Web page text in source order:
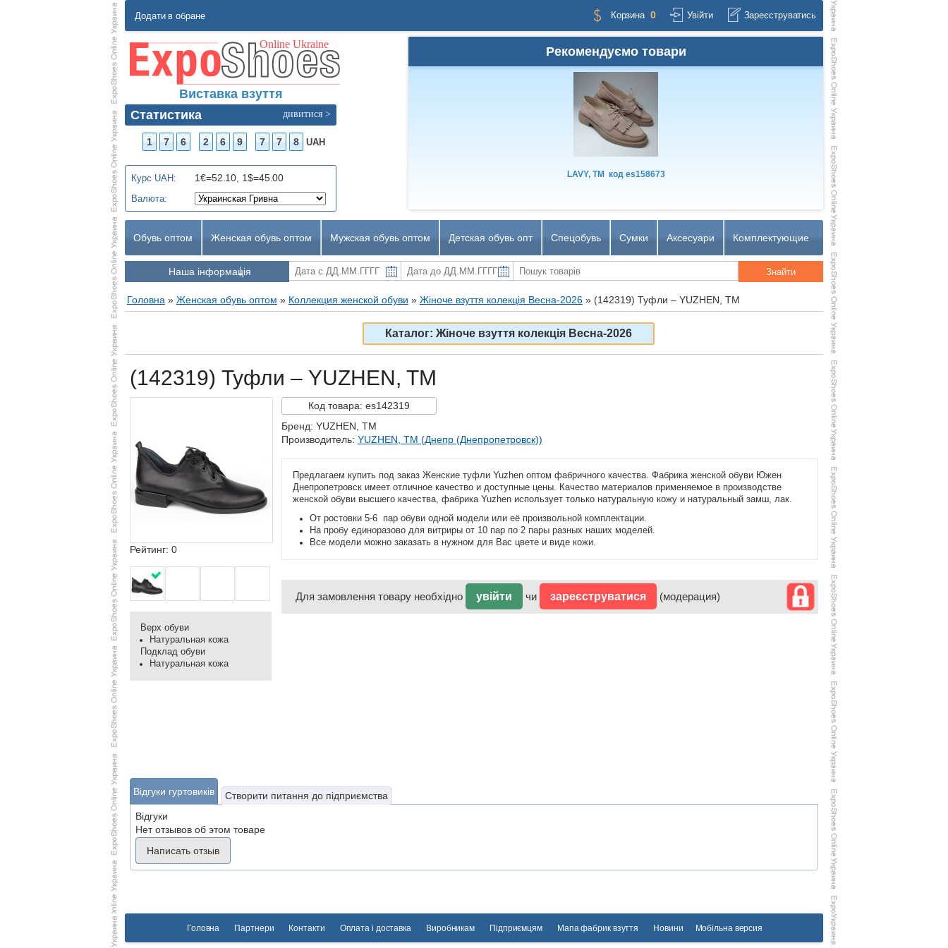
Додати в обране Корзина 0 Увійти Зареєструватись
Виставка взуття
Статистика
дивитися >
1 7 6 2 6 9 7 7 8 UAH
Курс UAH: 1€=52.10, 1$=45.00
Валюта:
Рекомендуємо товари
LAVY, TM кодes158673
Обувь оптом Женская обувь оптом Мужская обувь оптом Детская обувь опт Спецобувь Сумки Аксесуари Комплектующие
Наша інформація
Головна » Женская обувь оптом » Коллекция женской обуви » Жіноче взуття колекція Весна-2026» (142319) Туфли – YUZHEN, TM
Каталог: Жіноче взуття колекція Весна-2026
(142319) Туфли – YUZHEN, TM
Рейтинг: 0
Верх обуви
Натуральная кожа
Подклад обуви
Натуральная кожа
Кодтовара: es142319
Бренд: YUZHEN, TM
Производитель: YUZHEN, TM (Днепр (Днепропетровск))
Предлагаем купить под заказ Женские туфли Yuzhen оптом фабричного качества. Фабрика женской обуви Южен
Днепропетровск имеет отличное качество и доступные цены. Качество материалов применяемое в производстве
женской обуви высшего качества, фабрика Yuzhen использует только натуральную кожу и натуральный замш, лак.
От ростовки 5-6 пар обуви одной модели или её произвольной комплектации.
На пробу единоразово для витриры от 10 пар по 2 пары разных наших моделей.
Все модели можно заказать в нужном для Вас цвете и виде кожи.
Для замовлення товару необхідно увійти чи зареєструватися (модерация)
Відгуки гуртовиків
Створити питання до підприємства
Відгуки
Нет отзывов об этом товаре
Написать отзыв
Головна Партнери Контакти Оплата і доставка Виробникам Підприємцям Мапа фабрик взуття Новини Мобільна версия